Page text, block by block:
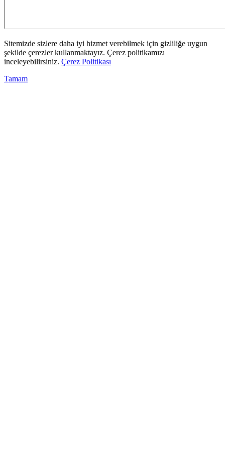
Sitemizde sizlere daha iyi hizmet verebilmek için gizliliğe uygun
şekilde çerezler kullanmaktayız. Çerez politikamızı
inceleyebilirsiniz. Çerez Politikası
Tamam